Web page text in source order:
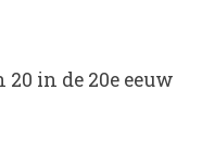
in de 20e eeuw